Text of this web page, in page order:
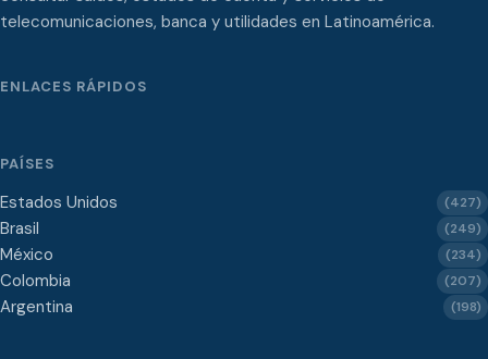
telecomunicaciones, banca y utilidades en Latinoamérica.
ENLACES RÁPIDOS
PAÍSES
Estados Unidos (427)
Brasil (249)
México (234)
Colombia (207)
Argentina (198)